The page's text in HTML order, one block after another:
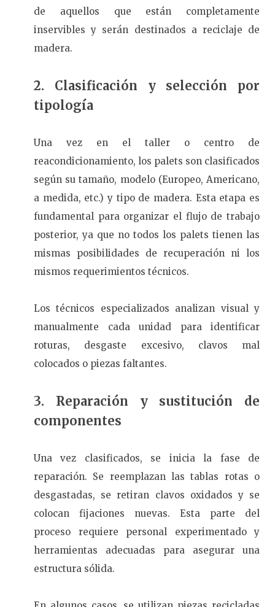
de aquellos que están completamente
inservibles y serán destinados a reciclaje de
madera.
2. Clasificación y selección por
tipología
Una vez en el taller o centro de
reacondicionamiento, los palets son clasificados
según su tamaño, modelo (Europeo, Americano,
a medida, etc.) y tipo de madera. Esta etapa es
fundamental para organizar el flujo de trabajo
posterior, ya que no todos los palets tienen las
mismas posibilidades de recuperación ni los
mismos requerimientos técnicos.
Los técnicos especializados analizan visual y
manualmente cada unidad para identificar
roturas, desgaste excesivo, clavos mal
colocados o piezas faltantes.
3. Reparación y sustitución de
componentes
Una vez clasificados, se inicia la fase de
reparación. Se reemplazan las tablas rotas o
desgastadas, se retiran clavos oxidados y se
colocan fijaciones nuevas. Esta parte del
proceso requiere personal experimentado y
herramientas adecuadas para asegurar una
estructura sólida.